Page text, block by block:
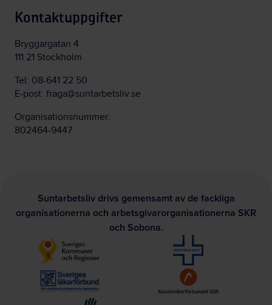
Kontaktuppgifter
Bryggargatan 4
111 21 Stockholm
Tel: 08-641 22 50
E-post: fraga@suntarbetsliv.se
Organisationsnummer:
802464-9447
Suntarbetsliv drivs gemensamt av de fackliga
organisationerna och arbetsgivarorganisationerna SKR
och Sobona.